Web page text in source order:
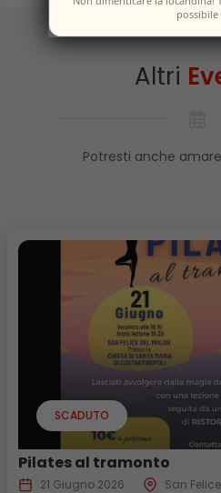
Altri
Potresti anche
SCADUTO
Pilates al tramonto
21 Giugno 2026 San
possibile